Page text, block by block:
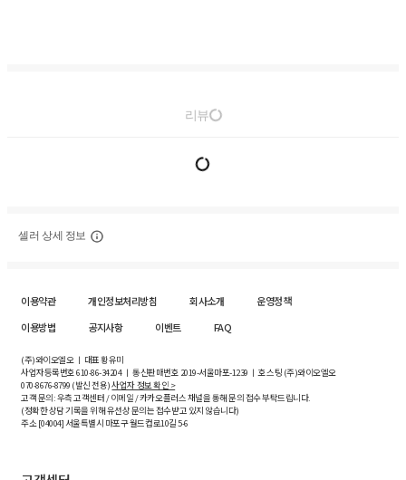
리뷰
셀러 상세 정보
이용약관 개인정보처리방침 회사소개
운영정책
이용방법
공지사항 이벤트 FAQ
(주)와이오엘오 ㅣ 대표 황유미
사업자등록번호610-86-34204ㅣ 통신판매번호 2019-서울마포-1239 ㅣ 호스팅 (주)와이오엘오
070-8676-8799 (발신 전용)사업자 정보 확인 >
고객 문의: 우측 고객센터 / 이메일 / 카카오플러스 채널을 통해 문의 접수 부탁드립니다.
(정확한 상담 기록을 위해 유선상 문의는 접수받고 있지 않습니다)
주소 [04004] 서울특별시 마포구 월드컵로10길5-6